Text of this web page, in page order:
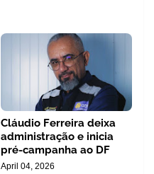
Cláudio Ferreira deixa
administração e inicia
pré-campanha ao DF
April 04, 2026